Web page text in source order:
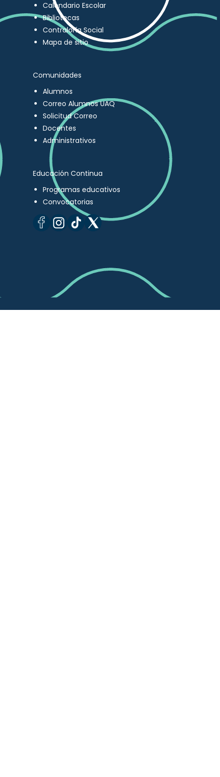
Calendario Escolar
Bibliotecas
Contraloría Social
Mapa de sitio
Comunidades
Alumnos
Correo Alumnos UAQ
Solicitud Correo
Docentes
Administrativos
Educación Continua
Programas educativos
Convocatorias